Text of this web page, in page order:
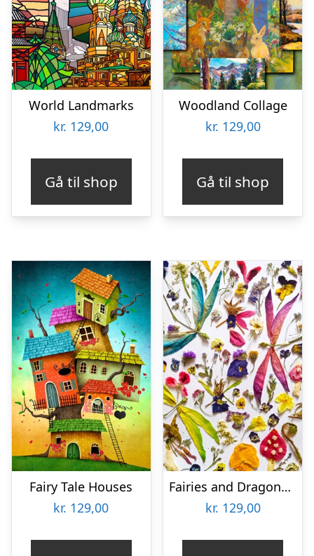
World Landmarks
kr. 129,00
Gå til shop
Woodland Collage
kr. 129,00
Gå til shop
Fairy Tale Houses
kr. 129,00
Fairies and Dragonflies
kr. 129,00